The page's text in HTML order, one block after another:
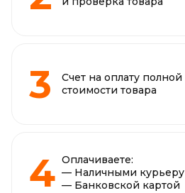
Счет на оплату полной
стоимости товара
Оплачиваете:
— Наличными курьеру
— Банковской картой